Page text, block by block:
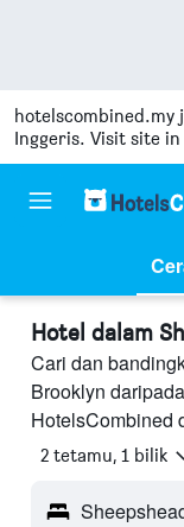
hotelscombined.my
Inggeris. Visit site in
Hotel dalam
Cari dan
Brooklyn
HotelsCombined
2 tetamu, 1 bilik